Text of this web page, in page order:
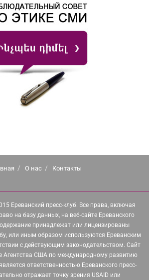
О нас Контакты
Ереванский пресс-клуб. Все права, включая
на базу данных, на веб-сайте Ереванского
принадлежат или лицензированы
или иным образом используются Ереванским
с действующим законодательством. Сайт
Агентства США по международному развитию
ответственностью Ереванского пресс-
отражает точку зрения USAID или